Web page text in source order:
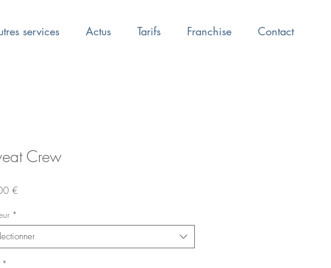
services Actus Tarifs Franchise Contact
Crew
€
*
*